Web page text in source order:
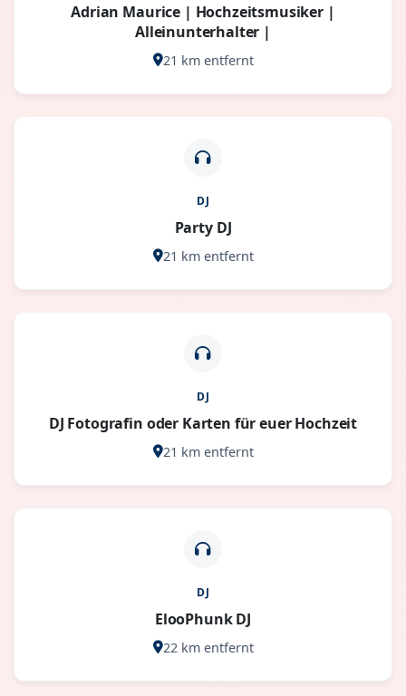
Adrian Maurice | Hochzeitsmusiker |
Alleinunterhalter |
21 km entfernt
DJ
Party DJ
21 km entfernt
DJ
DJ Fotografin oder Karten für euer Hochzeit
21 km entfernt
DJ
ElooPhunk DJ
22 km entfernt